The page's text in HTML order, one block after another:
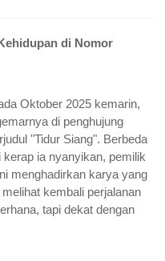
di Nomor
Oktober 2025 kemarin,
di penghujung
"Tidur Siang". Berbeda
ia nyanyikan, pemilik
menghadirkan karya yang
kembali perjalanan
tapi dekat dengan